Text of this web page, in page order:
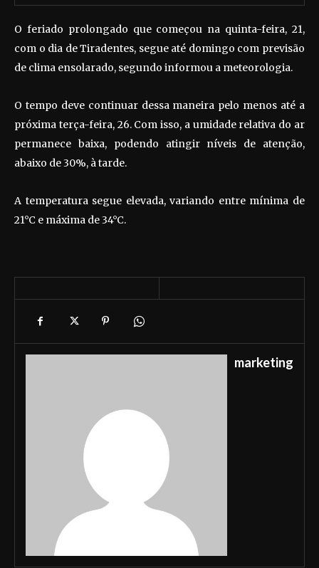
O feriado prolongado que começou na quinta-feira, 21,
com o dia de Tiradentes, segue até domingo com previsão
de clima ensolarado, segundo informou a meteorologia.
O tempo deve continuar dessa maneira pelo menos até a
próxima terça-feira, 26. Com isso, a umidade relativa do ar
permanece baixa, podendo atingir níveis de atenção,
abaixo de 30%, à tarde.
A temperatura segue elevada, variando entre mínima de
21°C e máxima de 34°C.
marketing